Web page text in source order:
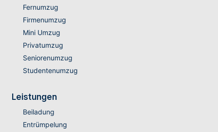
Fernumzug
Firmenumzug
Mini Umzug
Privatumzug
Seniorenumzug
Studentenumzug
Leistungen
Beiladung
Entrümpelung